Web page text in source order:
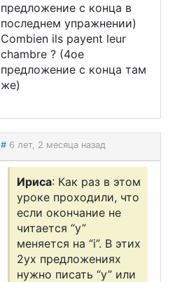
предложение с конца в
последнем упражнении)
Combien ils payent leur
chambre ? (4ое
предложение с конца там
же)
# 6 лет, 2 месяца назад
Ириса: Как раз в этом
уроке проходили, что
если окончание не
читается “y”
меняется на “i”. В этих
2ух предложениях
нужно писать “y” или